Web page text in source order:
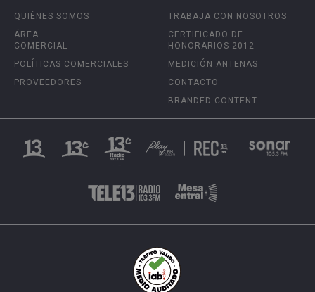
QUIÉNES SOMOS
ÁREA
COMERCIAL
POLÍTICAS COMERCIALES
PROVEEDORES
TRABAJA CON NOSOTROS
CERTIFICADO DE
HONORARIOS 2012
MEDICIÓN ANTENAS
CONTACTO
BRANDED CONTENT